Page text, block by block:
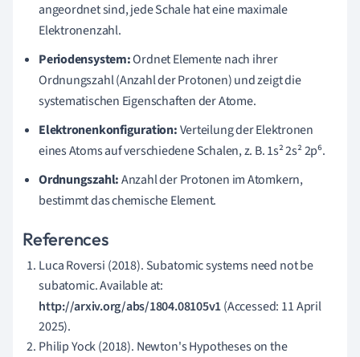
angeordnet sind, jede Schale hat eine maximale
Elektronenzahl.
Periodensystem:Ordnet Elemente nach ihrer
Ordnungszahl (Anzahl der Protonen) und zeigt die
systematischen Eigenschaften der Atome.
Elektronenkonfiguration:Verteilung der Elektronen
eines Atoms auf verschiedene Schalen, z. B. 1s² 2s² 2p⁶.
Ordnungszahl:Anzahl der Protonen im Atomkern,
bestimmt das chemische Element.
References
Luca Roversi (2018). Subatomic systems need not be
subatomic. Available at:
http://arxiv.org/abs/1804.08105v1(Accessed: 11 April
2025).
Philip Yock (2018). Newton's Hypotheses on the